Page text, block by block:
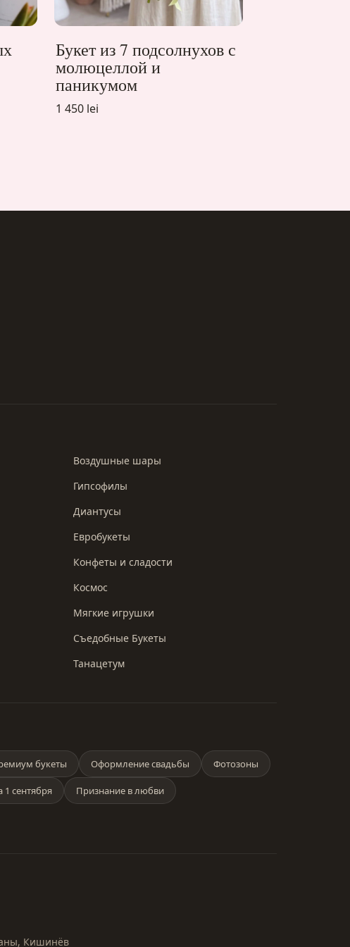
Букет из 7 подсолнухов с
молюцеллой и
паникумом
1 450 lei
Воздушные шары
Гипсофилы
Диантусы
Евробукеты
Конфеты и сладости
Космос
Мягкие игрушки
Съедобные Букеты
Танацетум
букеты Оформление свадьбы Фотозоны
1 сентября Признание в любви
Кишинёв